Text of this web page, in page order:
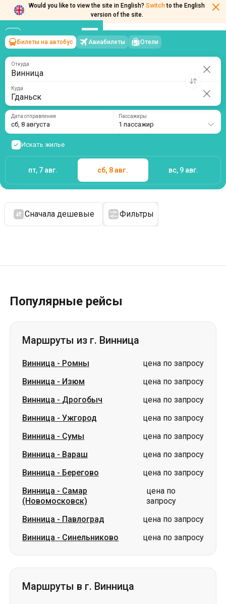
Would you like to view the site in English? Switch to the English
version of the site.
Винница→Гданьск
сб, 8 августа/1 пассажир
Билеты на автобус Авиабилеты Отели
Откуда
Куда
Дата отправления
сб, 8 августа
Пассажиры
1 пассажир
Искать жилье
пт, 7 авг. сб, 8 авг. вс, 9 авг.
Сначала дешевые Фильтры
Популярные рейсы
Маршруты из г. Винница
Винница - Ромны
цена по запросу
Винница - Изюм
цена по запросу
Винница - Дрогобыч
цена по запросу
Винница - Ужгород
цена по запросу
Винница - Сумы
цена по запросу
Винница - Вараш
цена по запросу
Винница - Берегово
цена по запросу
Винница - Самар
(Новомосковск)
цена по
запросу
Винница - Павлоград
цена по запросу
Винница - Синельниково цена по запросу
Маршруты в г. Винница